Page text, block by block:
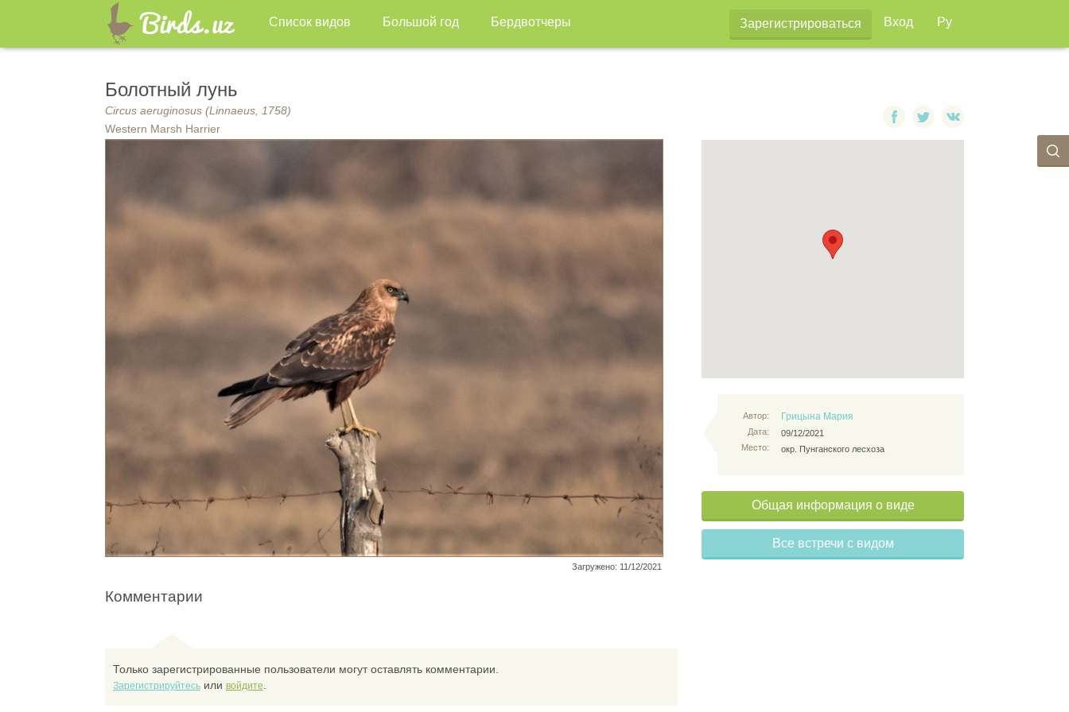
Список видов Большой год Бердвотчеры Зарегистрироваться Вход Ру
Болотный лунь
Circus aeruginosus (Linnaeus, 1758)
Western Marsh Harrier
Загружено: 11/12/2021
Автор:
Дата:
Место:
Грицына Мария
09/12/2021
окр. Пунганского лесхоза
Общая информация о виде
Все встречи с видом
Комментарии
Только зарегистрированные пользователи могут оставлять комментарии.
Зарегистрируйтесь или войдите